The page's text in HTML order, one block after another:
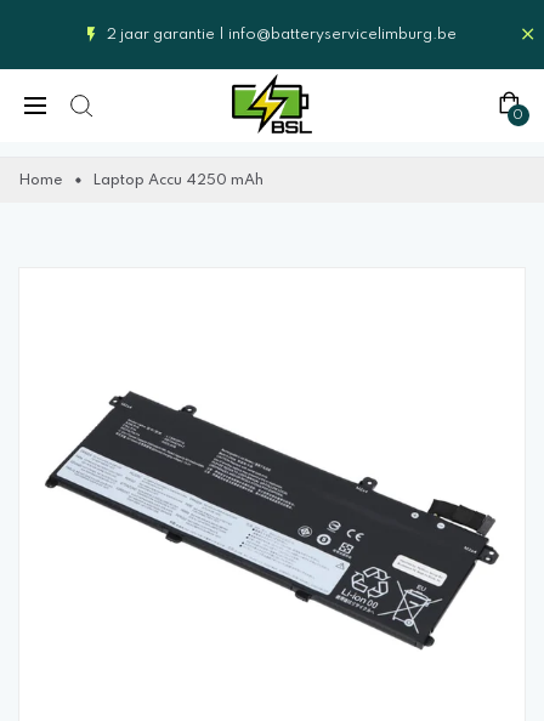
2 jaar garantie | info@batteryservicelimburg.be
0
Home Laptop Accu 4250 mAh